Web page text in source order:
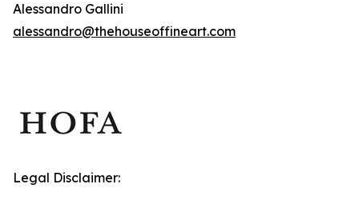
Alessandro Gallini
alessandro@thehouseoffineart.com
Legal Disclaimer: